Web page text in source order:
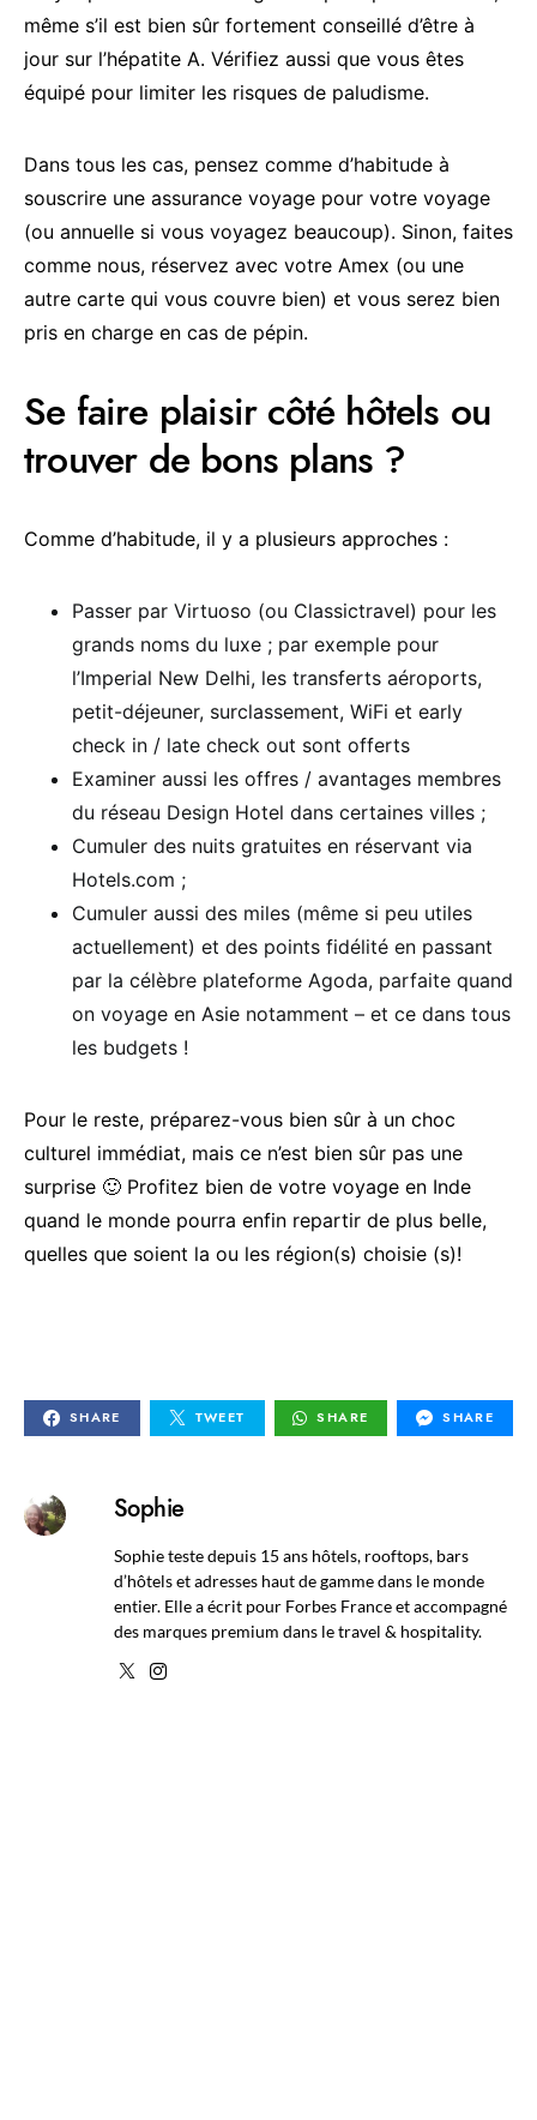
même s’il est bien sûr fortement conseillé d’être à
jour sur l’hépatite A. Vérifiez aussi que vous êtes
équipé pour limiter les risques de paludisme.
Dans tous les cas, pensez comme d’habitude à
souscrire une assurance voyage pour votre voyage
(ou annuelle si vous voyagez beaucoup). Sinon, faites
comme nous, réservez avec votre Amex (ou une
autre carte qui vous couvre bien) et vous serez bien
pris en charge en cas de pépin.
Se faire plaisir côté hôtels ou
trouver de bons plans ?
Comme d’habitude, il y a plusieurs approches :
Passer par Virtuoso (ou Classictravel) pour les
grands noms du luxe ; par exemple pour
l’Imperial New Delhi, les transferts aéroports,
petit-déjeuner, surclassement, WiFi et early
check in / late check out sont offerts
Examiner aussi les offres / avantages membres
du réseau Design Hotel dans certaines villes ;
Cumuler des nuits gratuites en réservant via
Hotels.com ;
Cumuler aussi des miles (même si peu utiles
actuellement) et des points fidélité en passant
par la célèbre plateforme Agoda, parfaite quand
on voyage en Asie notamment – et ce dans tous
les budgets !
Pour le reste, préparez-vous bien sûr à un choc
culturel immédiat, mais ce n’est bien sûr pas une
surprise 🙂 Profitez bien de votre voyage en Inde
quand le monde pourra enfin repartir de plus belle,
quelles que soient la ou les région(s) choisie (s)!
SHARE TWEET SHARE SHARE
Sophie
Sophie teste depuis 15 ans hôtels, rooftops, bars
d’hôtels et adresses haut de gamme dans le monde
entier. Elle a écrit pour Forbes France et accompagné
des marques premium dans le travel & hospitality.